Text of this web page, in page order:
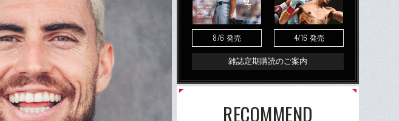
8/6 発売 4/16 発売
雑誌定期購読のご案内
RECOMMEND